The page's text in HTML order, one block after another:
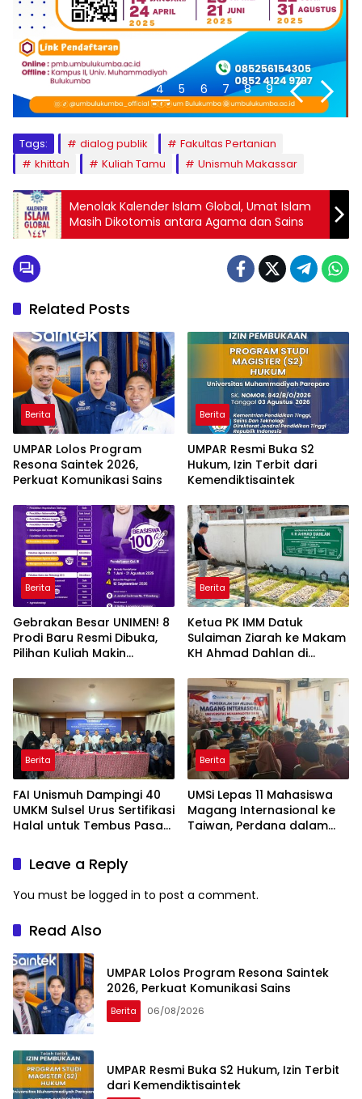
3 4 5 6 7 8 9
Tags: dialog publik
Fakultas Pertanian
khittah
Kuliah Tamu Unismuh Makassar
Menolak Kalender Islam Global, Umat Islam
Masih Dikotomis antara Agama dan Sains
Related Posts
Berita
UMPAR Lolos Program
Resona Saintek 2026,
Perkuat Komunikasi Sains
Berita
UMPAR Resmi Buka S2
Hukum, Izin Terbit dari
Kemendiktisaintek
Berita
Gebrakan Besar UNIMEN! 8
Prodi Baru Resmi Dibuka,
Pilihan Kuliah Makin
Berita
Ketua PK IMM Datuk
Sulaiman Ziarah ke Makam
KH Ahmad Dahlan di
Berita
FAI Unismuh Dampingi 40
UMKM Sulsel Urus Sertifikasi
Halal untuk Tembus Pasar
Berita
UMSi Lepas 11 Mahasiswa
Magang Internasional ke
Taiwan, Perdana dalam
Leave a Reply
You must be logged in to post a comment.
Read Also
UMPAR Lolos Program Resona Saintek
2026, Perkuat Komunikasi Sains
Berita 06/08/2026
UMPAR Resmi Buka S2 Hukum, Izin Terbit
dari Kemendiktisaintek